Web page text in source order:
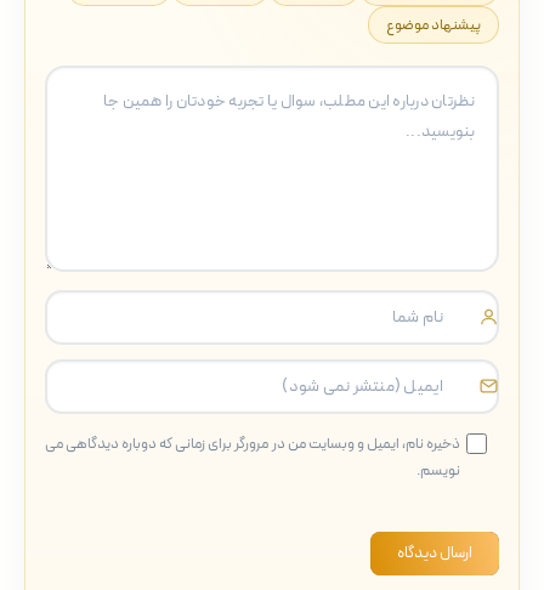
پیشنهاد موضوع
ذخیره نام، ایمیل و وبسایت من در مرورگر برای زمانی که دوباره دیدگاهی می
نویسم.
ارسال دیدگاه